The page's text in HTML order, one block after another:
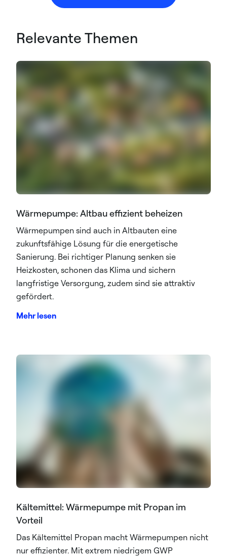
Relevante Themen
Wärmepumpe: Altbau effizient beheizen
Wärmepumpen sind auch in Altbauten eine
zukunftsfähige Lösung für die energetische
Sanierung. Bei richtiger Planung senken sie
Heizkosten, schonen das Klima und sichern
langfristige Versorgung, zudem sind sie attraktiv
gefördert.
Mehr lesen
Kältemittel: Wärmepumpe mit Propan im
Vorteil
Das Kältemittel Propan macht Wärmepumpen nicht
nur effizienter. Mit extrem niedrigem GWP